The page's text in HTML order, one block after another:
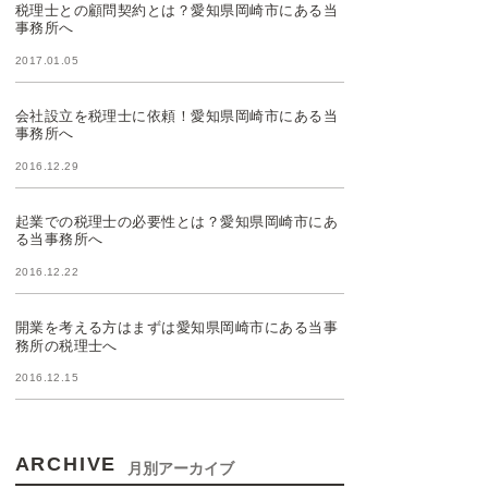
税理士との顧問契約とは？愛知県岡崎市にある当
事務所へ
2017.01.05
会社設立を税理士に依頼！愛知県岡崎市にある当
事務所へ
2016.12.29
起業での税理士の必要性とは？愛知県岡崎市にあ
る当事務所へ
2016.12.22
開業を考える方はまずは愛知県岡崎市にある当事
務所の税理士へ
2016.12.15
ARCHIVE 月別アーカイブ